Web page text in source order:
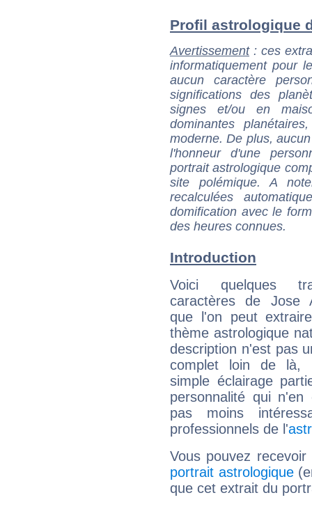
Profil astrologique
Avertissement: ces
informatiquement pour
aucun caractère
significations des
signes et/ou en
dominantes
moderne. De plus,
l'honneur d'une
portrait astrologique
site polémique. A
recalculées
domification avec le
des heures connues.
Introduction
Voici quelques
caractères de Jose
que l'on peut
thème astrologique
description n'est pas
complet loin de là,
simple éclairage
personnalité qui n'en
pas moins
professionnels de l'
Vous pouvez
portrait astrologique
que cet extrait du